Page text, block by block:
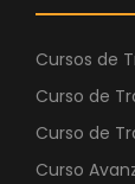
Cursos de
Curso de
Curso de
Curso